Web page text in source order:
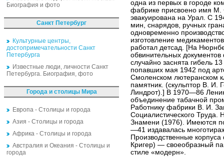
Биография и фото
Санкт Петербург
Культурные центры,
достопримечательности Санкт
Петербурга
Известные люди, личности Санкт
Петербурга. Биография, фото
Города и столицы Мира
Европа - Столицы и города
Азия - Столицы и города
Африка - Столицы и города
Австралия и Океания - Столицы и
города
одна из первых в городе
фабрике присвоено имя М.
эвакуирована на Урал. С
мин, снарядов, ручных
одновременно
изготовление
работал детсад. [На
обвинительных
случайно заснята гибель
попавших мая 1942 под
Смоленском лютеранском
памятник. (скульптор В. И.
Линдрот).] В 1970—86
объединение табачной
Работнику фабрики В. И.
Социалистического Труда.
Знамени (1976). Имеются
—41 издавалась
Производственные
Кригер) — своеобразный
стиле «модерн».